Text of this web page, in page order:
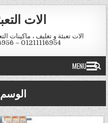
Skip to content
الات
الات تعبئة و تغليف ، ماكينات
01211116954 – 01211116956 – 01211116958
MENU